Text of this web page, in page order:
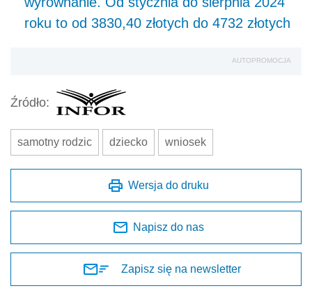
roku to od 3830,40 złotych do 4732 złotych
AUTOPROMOCJA
Źródło:
samotny rodzic dziecko wniosek
Wersja do druku
Napisz do nas
Zapisz się na newsletter